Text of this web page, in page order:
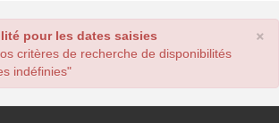
×
pour les dates saisies
critères de recherche de disponibilités
indéfinies"